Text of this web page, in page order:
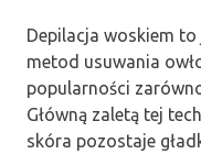
Depilacja woskiem
metod usuwania
popularności
Główną zaletą tej
skóra pozostaje